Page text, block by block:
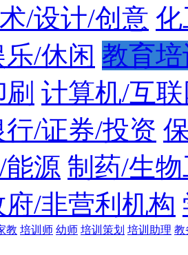
/设计/创意
/休闲 教育
计算机/互
/证券/投资
源 制药/生
府/非营利机构
教 培训师 幼师 培训策划 培训助理 教